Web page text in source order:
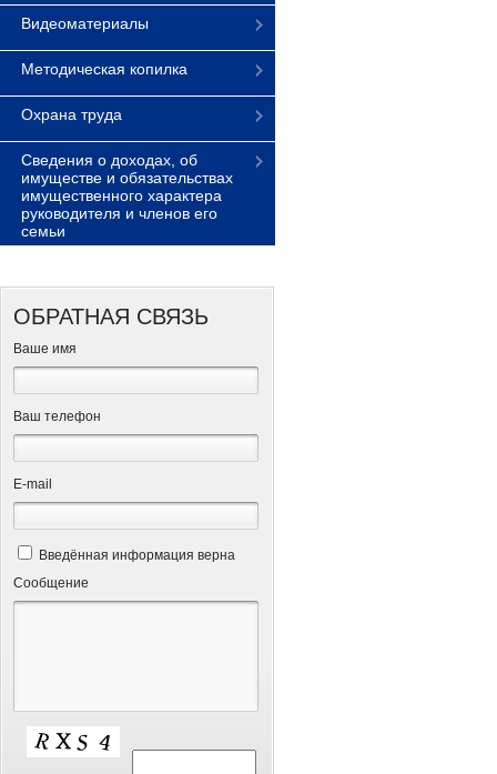
Видеоматериалы
Методическая копилка
Охрана труда
Сведения о доходах, об
имуществе и обязательствах
имущественного характера
руководителя и членов его
семьи
ОБРАТНАЯ СВЯЗЬ
Ваше имя
Ваш телефон
Е-mail
Введённая информация верна
Сообщение